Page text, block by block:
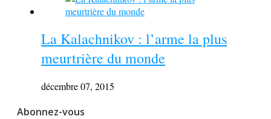
La Kalachnikov : l’arme la plus
meurtrière du monde
décembre 07, 2015
Abonnez-vous